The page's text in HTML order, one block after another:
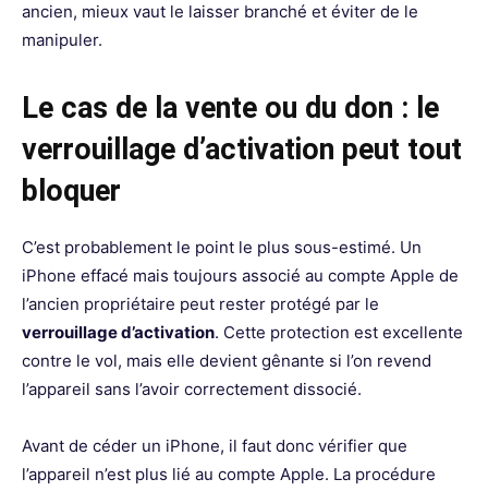
ancien, mieux vaut le laisser branché et éviter de le
manipuler.
Le cas de la vente ou du don : le
verrouillage d’activation peut tout
bloquer
C’est probablement le point le plus sous-estimé. Un
iPhone effacé mais toujours associé au compte Apple de
l’ancien propriétaire peut rester protégé par le
verrouillage d’activation. Cette protection est excellente
contre le vol, mais elle devient gênante si l’on revend
l’appareil sans l’avoir correctement dissocié.
Avant de céder un iPhone, il faut donc vérifier que
l’appareil n’est plus lié au compte Apple. La procédure